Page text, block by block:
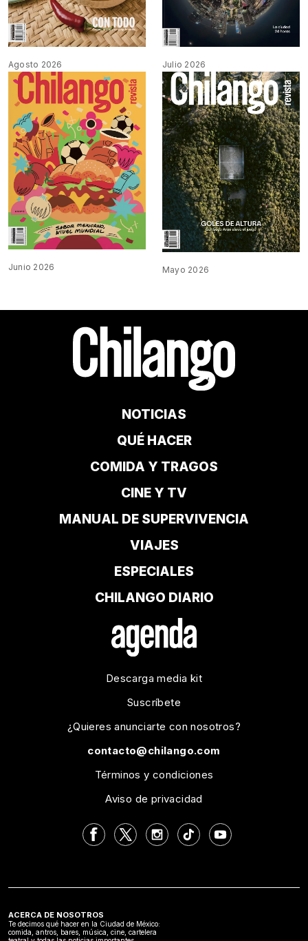
Agosto 2026 Julio 2026
Junio 2026 Mayo 2026
NOTICIAS
QUÉ HACER
COMIDA Y TRAGOS
CINE Y TV
MANUAL DE SUPERVIVENCIA
VIAJES
ESPECIALES
CHILANGO DIARIO
Descarga media kit
Suscríbete
¿Quieres anunciarte con nosotros?
contacto@chilango.com
Términos y condiciones
Aviso de privacidad
ACERCA DE NOSOTROS
Te decimos qué hacer en la Ciudad de México:
comida, antros, bares, música, cine, cartelera